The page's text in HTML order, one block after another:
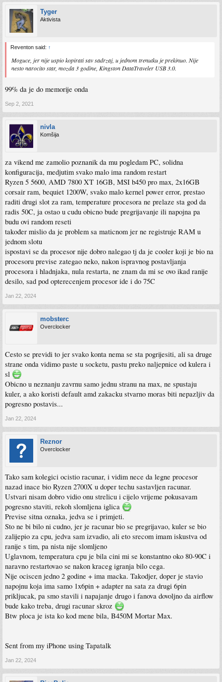
Tyger
Aktivista
Reventon said: ↑
Moguce, jer nije uspio kopirati sav sadrzaj, u jednom trenutku je prekinuo. Nije
nesto narocito star, mozda 3 godine, Kingston DataTraveler USB 3.0.
99% da je do memorije onda
Sep 2, 2021
nivla
Komšija
za vikend me zamolio poznanik da mu pogledam PC, solidna
konfiguracija, medjutim svako malo ima random restart
Ryzen 5 5600, AMD 7800 XT 16GB, MSI b450 pro max, 2x16GB
corsair ram, bequiet 1200W, svako malo kernel power error, prestao
raditi drugi slot za ram, temperature procesora ne prelaze sta god da
radis 50C, ja ostao u cudu obicno bude pregrijavanje ili napojna pa
budu ovi random reseti
također mislio da je problem sa maticnom jer ne registruje RAM u
jednom slotu
ispostavi se da procesor nije dobro nalegao tj da je cooler koji je bio na
procesoru previse zategao neko, nakon ispravnog postavljanja
procesora i hladnjaka, nula restarta, ne znam da mi se ovo ikad ranije
desilo, sad pod opterecenjem procesor ide i do 75C
Jan 22, 2024
mobsterc
Overclocker
Cesto se previdi to jer svako konta nema se sta pogrijesiti, ali sa druge
strane onda vidimo paste u socketu, pastu preko naljepnice od kulera i
sl
Obicno u neznanju zavrnu samo jednu stranu na max, ne spustaju
kuler, a ako koristi default amd zakacku stvarno moras biti nepazljiv da
pogresno postavis...
Jan 22, 2024
Reznor
Overclocker
Tako sam kolegici ocistio racunar, i vidim nece da legne procesor
nazad inace bio Ryzen 2700X u doper techu sastavljen racunar.
Ustvari nisam dobro vidio onu strelicu i cijelo vrijeme pokusavam
pogresno staviti, rekoh slomljena iglica
Previse sitna oznaka, jedva se i primjeti.
Sto ne bi bilo ni cudno, jer je racunar bio se pregrijavao, kuler se bio
zalijepio za cpu, jedva sam izvadio, ali eto srecom imam iskustva od
ranije s tim, pa nista nije slomljeno
Uglavnom, temperatura cpu je bila cini mi se konstantno oko 80-90C i
naravno restartovao se nakon kraceg igranja bilo cega.
Nije ociscen jedno 2 godine + ima macka. Takodjer, doper je stavio
napojnu koja ima samo 1x6pin + adapter na sata za drugi 6pin
prikljucak, pa smo stavili i napajanje drugo i fanova dovoljno da airflow
bude kako treba, drugi racunar skroz
Btw ploca je ista ko kod mene bila, B450M Mortar Max.
Sent from my iPhone using Tapatalk
Jan 22, 2024